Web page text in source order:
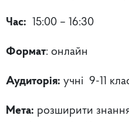
Час: 15:00 – 16:30
Формат: онлайн
Аудиторія: учні 9-11
Мета: розширити